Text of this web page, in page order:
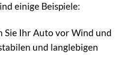
einige Beispiele:
Sie Ihr Auto vor Wind und
und langlebigen